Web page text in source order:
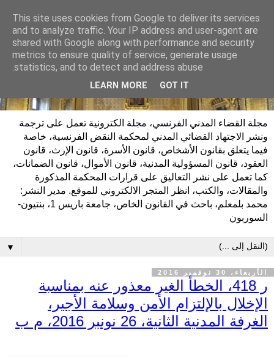
مجلة القضاء المدني الفرنسي، مجلة الكترونية تعمل على ترجمة
ونشر الاجتهاد القضائي المدني لمحكمة النقض الفرنسية، خاصة
فيما يتعلق بقانون الأشخاص، قانون الأسرة، قانون الإرث، قانون
العقود، قانون المسؤولية المدنية، قانون الأموال، قانون الضمانات،
كما تعمل على نشر التعاليق على قرارات المحكمة المذكورة
والمقالات، والكتب، انظر المتجر الالكتروني للموقع. مدير النشر:
محمد بلمعلم، باحث في القانون الخاص، جامعة باريس 1، بنتيون-
السوربون
▼
الأربعاء، 30 نوفمبر 2016
ر 418، الخطأ الغير معذور عنه بمناسبة
الإخلال بالإلتزام الأمن وسلامة الأجير،
الغرفة المدنية الثانية، 26 نونبر 2016، م ب
This site uses cookies from Google to deliver its services
and to analyze traffic. Your IP address and user-agent are
shared with Google along with performance and security
metrics to ensure quality of service, generate usage
statistics, and to detect and address abuse.
LEARN MORE GOT IT